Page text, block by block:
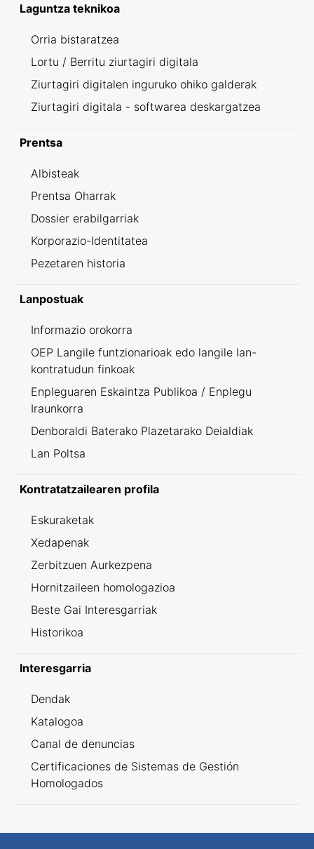
Laguntza teknikoa
Orria bistaratzea
Lortu / Berritu ziurtagiri digitala
Ziurtagiri digitalen inguruko ohiko galderak
Ziurtagiri digitala - softwarea deskargatzea
Prentsa
Albisteak
Prentsa Oharrak
Dossier erabilgarriak
Korporazio-Identitatea
Pezetaren historia
Lanpostuak
Informazio orokorra
OEP Langile funtzionarioak edo langile lan-
kontratudun finkoak
Enpleguaren Eskaintza Publikoa / Enplegu
Iraunkorra
Denboraldi Baterako Plazetarako Deialdiak
Lan Poltsa
Kontratatzailearen profila
Eskuraketak
Xedapenak
Zerbitzuen Aurkezpena
Hornitzaileen homologazioa
Beste Gai Interesgarriak
Historikoa
Interesgarria
Dendak
Katalogoa
Canal de denuncias
Certificaciones de Sistemas de Gestión
Homologados